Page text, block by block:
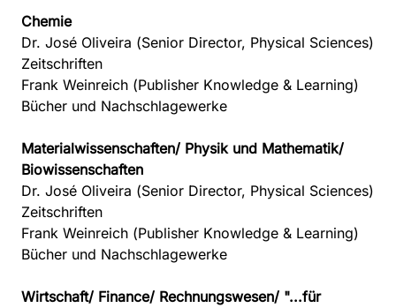
Chemie
Dr. José Oliveira (Senior Director, Physical Sciences)
Zeitschriften
Frank Weinreich (Publisher Knowledge & Learning)
Bücher und Nachschlagewerke
Materialwissenschaften/ Physik und Mathematik/
Biowissenschaften
Dr. José Oliveira (Senior Director, Physical Sciences)
Zeitschriften
Frank Weinreich (Publisher Knowledge & Learning)
Bücher und Nachschlagewerke
Wirtschaft/ Finance/ Rechnungswesen/ "...für